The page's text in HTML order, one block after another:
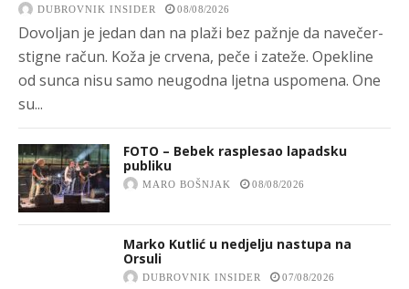
DUBROVNIK INSIDER 08/08/2026
Dovoljan je jedan dan na plaži bez pažnje da navečer-
stigne račun. Koža je crvena, peče i zateže. Opekline
od sunca nisu samo neugodna ljetna uspomena. One
su...
FOTO – Bebek rasplesao lapadsku
publiku
MARO BOŠNJAK 08/08/2026
Marko Kutlić u nedjelju nastupa na
Orsuli
DUBROVNIK INSIDER 07/08/2026